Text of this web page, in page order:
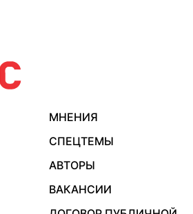
МНЕНИЯ
СПЕЦТЕМЫ
АВТОРЫ
ВАКАНСИИ